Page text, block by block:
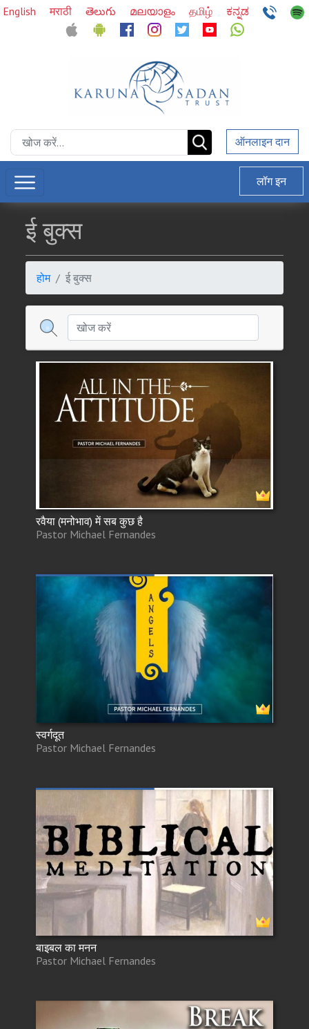
English मराठी తెలుగు മലയാളം தமிழ் ಕನ್ನಡ
ऑनलाइन दान
लॉग इन
ई बुक्स
होम ई बुक्स
रवैया (मनोभाव) में सब कुछ है
Pastor Michael Fernandes
स्वर्गदूत
Pastor Michael Fernandes
बाइबल का मनन
Pastor Michael Fernandes